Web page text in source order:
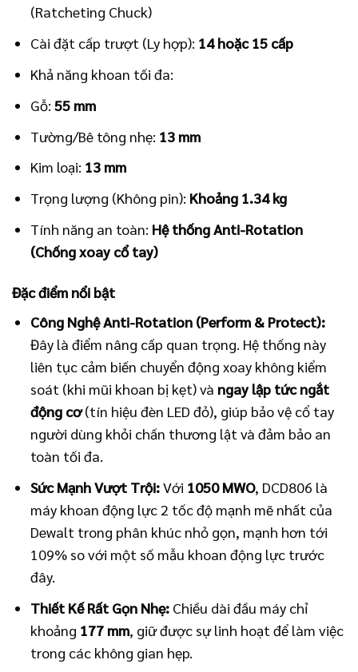
(Ratcheting Chuck)
Cài đặt cấp trượt (Ly hợp): 14 hoặc 15 cấp
Khả năng khoan tối đa:
Gỗ:55 mm
Tường/Bê tông nhẹ: 13 mm
Kim loại: 13 mm
Trọng lượng (Không pin): Khoảng 1.34 kg
Tính năng an toàn: Hệ thống Anti-Rotation
(Chống xoay cổ tay)
Đặc điểm nổi bật
Công Nghệ Anti-Rotation (Perform & Protect):
Đây là điểm nâng cấp quan trọng. Hệ thống này
liên tục cảm biến chuyển động xoay không kiểm
soát (khi mũi khoan bị kẹt) và ngay lập tức ngắt
động cơ(tín hiệu đèn LED đỏ), giúp bảo vệ cổ tay
người dùng khỏi chấn thương lật và đảm bảo an
toàn tối đa.
Sức Mạnh Vượt Trội:Với 1050 MWO, DCD806 là
máy khoan động lực 2 tốc độ mạnh mẽ nhất của
Dewalt trong phân khúc nhỏ gọn, mạnh hơn tới
109% so với một số mẫu khoan động lực trước
đây.
Thiết Kế Rất Gọn Nhẹ: Chiều dài đầu máy chỉ
khoảng 177 mm, giữ được sự linh hoạt để làm việc
trong các không gian hẹp.